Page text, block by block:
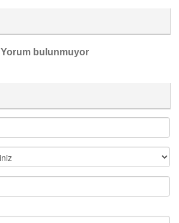
Yorum bulunmuyor